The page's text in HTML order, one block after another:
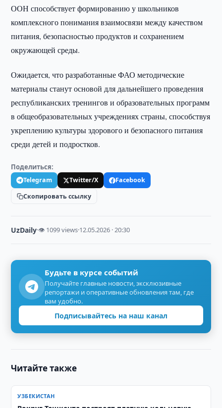
ООН способствует формированию у школьников
комплексного понимания взаимосвязи между качеством
питания, безопасностью продуктов и сохранением
окружающей среды.
Ожидается, что разработанные ФАО методические
материалы станут основой для дальнейшего проведения
республиканских тренингов и образовательных программ
в общеобразовательных учреждениях страны, способствуя
укреплению культуры здорового и безопасного питания
среди детей и подростков.
Поделиться:
Telegram Twitter/X
Facebook
Скопировать ссылку
UzDaily·👁 1099 views·12.05.2026 · 20:30
Будьте в курсе событий
Получайте главные новости, эксклюзивные
репортажи и оперативные обновления там, где
вам удобно.
Подписывайтесь на наш канал
Читайте также
УЗБЕКИСТАН